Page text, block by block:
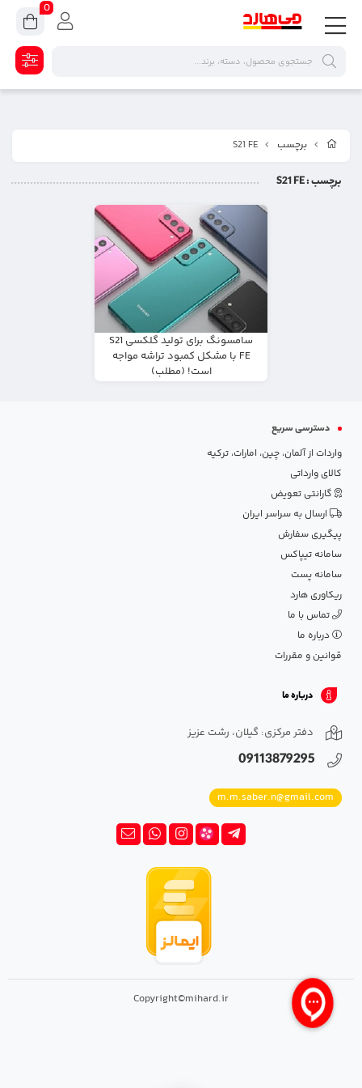
برچسب S21 FE
برچسب: S21 FE
سامسونگ برای تولید گلکسی S21
FE با مشکل کمبود تراشه مواجه
است! (مطلب)
دسترسی سریع
واردات از آلمان، چین، امارات، ترکیه
کالای وارداتی
گارانتی تعویض
ارسال به سراسر ایران
پیگیری سفارش
سامانه تیپاکس
سامانه پست
ریکاوری هارد
تماس با ما
درباره ما
قوانین و مقررات
درباره ما
دفتر مرکزی: گیلان، رشت عزیز
09113879295
m.m.saber.n@gmail.com
Copyright©mihard.ir
0